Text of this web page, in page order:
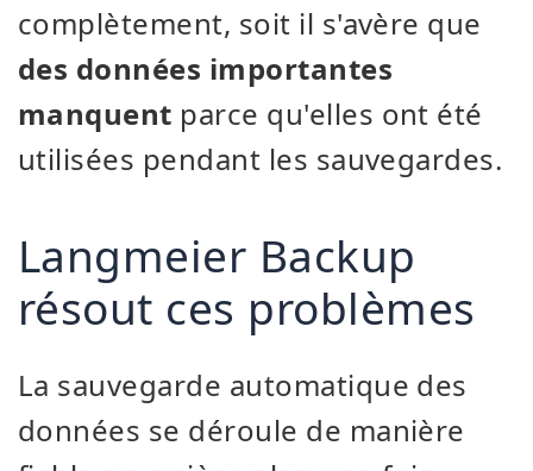
complètement, soit il s'avère que
des données importantes
manquent parce qu'elles ont été
utilisées pendant les sauvegardes.
Langmeier Backup
résout ces problèmes
La sauvegarde automatique des
données se déroule de manière